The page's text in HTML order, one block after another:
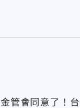
金管會同意了！